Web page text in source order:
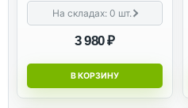
На складах:0 шт.
3 980 ₽
В КОРЗИНУ